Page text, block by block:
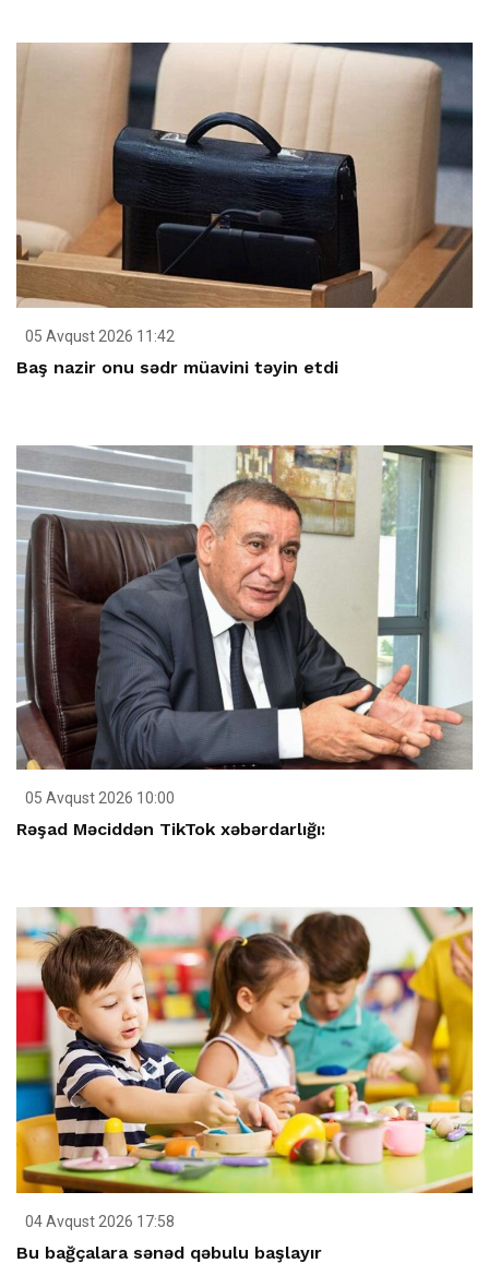
05 Avqust 2026 11:42
Baş nazir onu sədr müavini təyin etdi
05 Avqust 2026 10:00
Rəşad Məciddən TikTok xəbərdarlığı:
04 Avqust 2026 17:58
Bu bağçalara sənəd qəbulu başlayır